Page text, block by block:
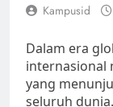
Kampusid
Dalam era
internasional
yang
seluruh